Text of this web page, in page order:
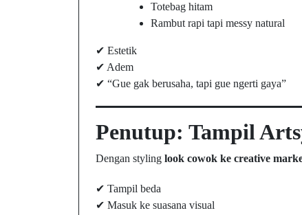
Totebag hitam
Rambut rapi tapi messy natural
✔ Estetik
✔ Adem
✔ “Gue gak berusaha, tapi gue ngerti gaya”
Penutup: Tampil
Dengan styling look cowok ke creative
✔ Tampil beda
✔ Masuk ke suasana visual